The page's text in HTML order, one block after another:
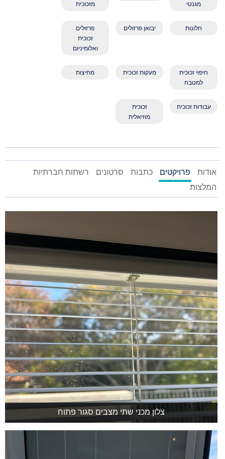
מגנטי
מזכוכית
חלונות יבואן פרזולים
פרזולים
זכוכית
ואלומיניום
חיפוי זכוכית
למטבח
מעקות זכוכית מחיצות
עבודות זכוכית
זכוכית
מוזיאלית
אודות פרויקטים כתבות סרטונים
רשתות חברתיות
המלצות
צלון מכני שתי מצבים סגור פתוח